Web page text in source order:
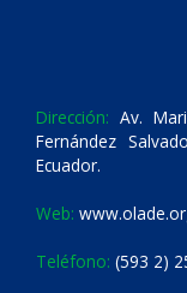
Dirección: Av.
Fernández
Ecuador.
Web:
Teléfono: (593 2)